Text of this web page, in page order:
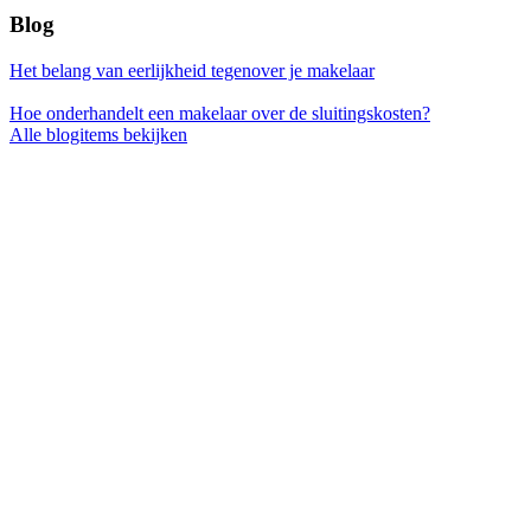
Blog
Het belang van eerlijkheid tegenover je makelaar
Hoe onderhandelt een makelaar over de sluitingskosten?
Alle blogitems bekijken